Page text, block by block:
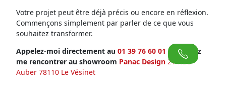
Votre projet peut être déjà précis ou encore en réflexion.
Commençons simplement par parler de ce que vous
souhaitez transformer.
Appelez-moi directement au 01 39 76 60 01 ou venez
me rencontrer au showroom Panac Design 21 Rue
Auber 78110 Le Vésinet